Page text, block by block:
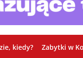
kiedy? Zabytki w